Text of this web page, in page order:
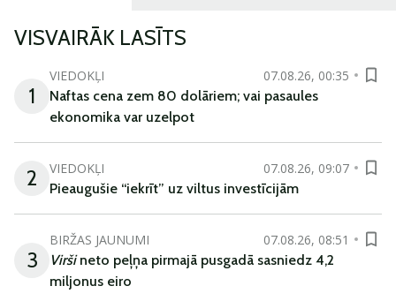
VISVAIRĀK LASĪTS
1
VIEDOKĻI
07.08.26, 00:35
Naftas cena zem 80 dolāriem; vai pasaules
ekonomika var uzelpot
2 VIEDOKĻI
07.08.26, 09:07
Pieaugušie “iekrīt” uz viltus investīcijām
3
BIRŽAS JAUNUMI
07.08.26, 08:51
Viršineto peļņa pirmajā pusgadā sasniedz 4,2
miljonus eiro